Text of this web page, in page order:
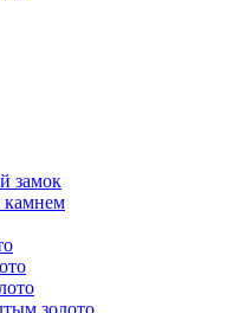
замок
золото